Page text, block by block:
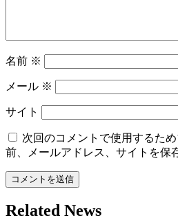
名前 ※
メール ※
サイト
次回のコメントで使用するた
前、メールアドレス、サイトを保
Related News